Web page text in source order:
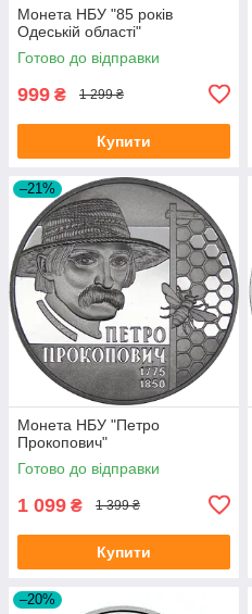
Монета НБУ "85 років
Одеській області"
Готово до відправки
999 ₴ 1 299 ₴
Купити
–21%
Монета НБУ "Петро
Прокопович"
Готово до відправки
1 099 ₴ 1 399 ₴
Купити
–20%